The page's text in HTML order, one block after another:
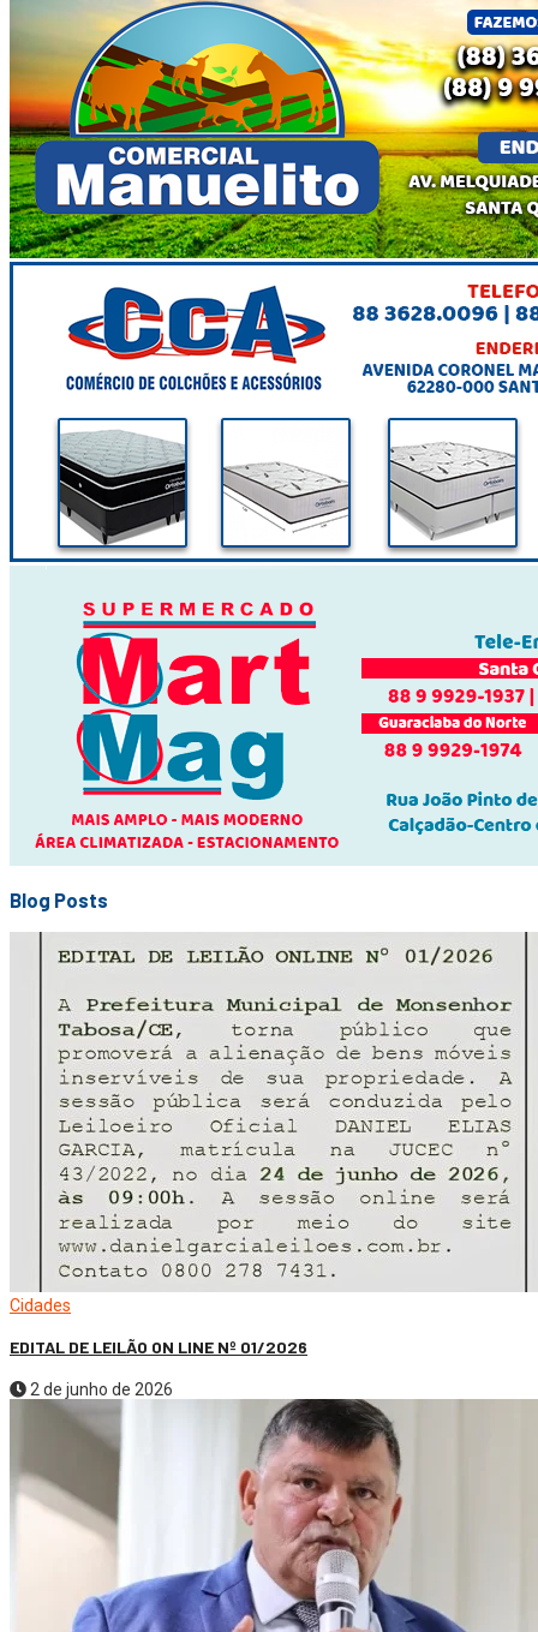
Blog Posts
Cidades
EDITAL DE LEILÃO ON LINE Nº 01/2026
2 de junho de 2026